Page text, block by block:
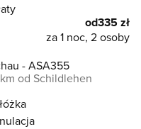
od335 zł
za 1 noc, 2 osoby
- ASA355
od Schildlehen